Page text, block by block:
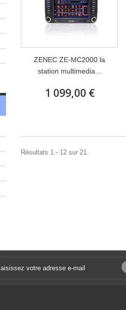
ZENEC ZE-MC2000 la
station multimedia...
1 099,00 €
Résultats 1 - 12 sur 21.